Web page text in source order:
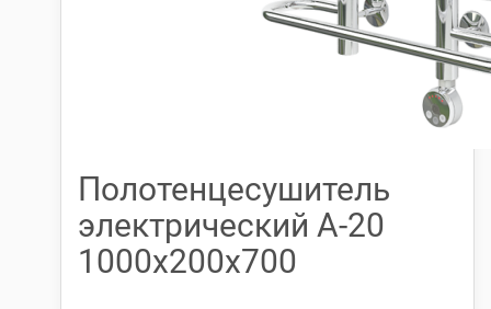
Полотенцесушитель
электрический А-20
1000х200х700